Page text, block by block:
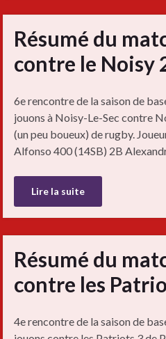
Résumé du
contre le Noisy
6e rencontre de la saison de
jouons à Noisy-Le-Sec contre
(un peu boueux) de rugby.
Alfonso 400 (14SB) 2B
Lire la suite
Résumé du
contre les
4e rencontre de la saison de